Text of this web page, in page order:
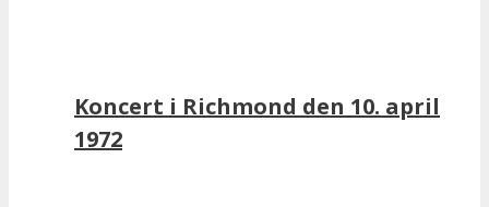
Koncert i Richmond den 10. april
1972